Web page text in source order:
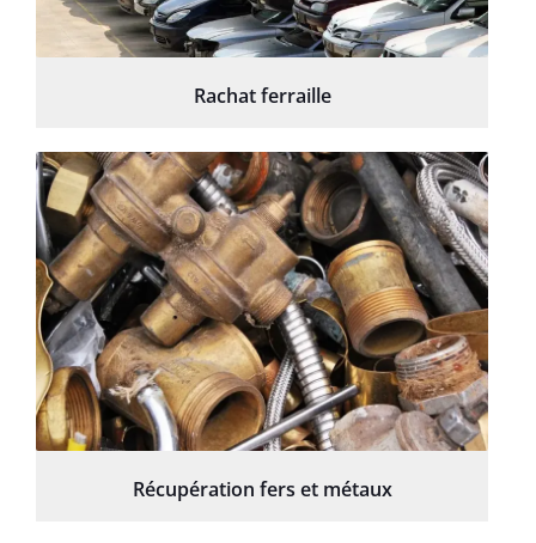
Rachat ferraille
Récupération fers et métaux